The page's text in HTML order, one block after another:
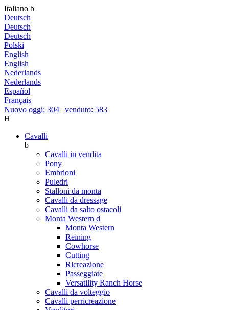
Italiano b
Deutsch
Deutsch
Deutsch
Polski
English
English
Nederlands
Nederlands
Español
Français
Nuovo oggi: 304 | venduto: 583
H
Cavalli
b
Cavalli in vendita
Pony
Embrioni
Puledri
Stalloni da monta
Cavalli da dressage
Cavalli da salto ostacoli
Monta Western d
Monta Western
Reining
Cowhorse
Cutting
Ricreazione
Passeggiate
Versatility Ranch Horse
Cavalli da volteggio
Cavalli perricreazione